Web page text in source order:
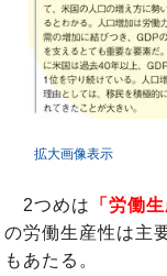
拡大画像表示
2つめは 「労働
の労働生産性は主
もあたる。